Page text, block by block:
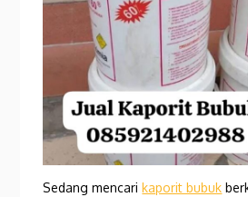
Sedang mencarikaporit bubuk